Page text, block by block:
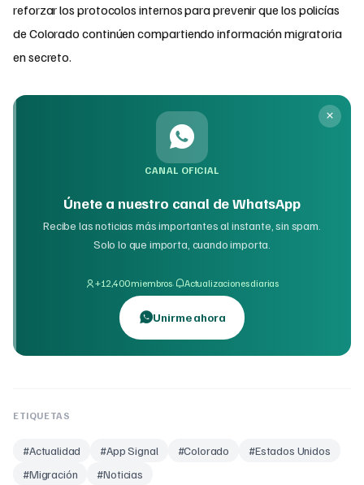
reforzar los protocolos internos para prevenir que los policías
de Colorado continúen compartiendo información migratoria
en secreto.
CANAL OFICIAL
Únete a nuestro canal de WhatsApp
Recibe las noticias más importantes al instante, sin spam.
Solo lo que importa, cuando importa.
+12,400 miembros· Actualizaciones diarias
Unirme ahora
ETIQUETAS
#Actualidad #App Signal #Colorado #Estados Unidos
#Migración #Noticias